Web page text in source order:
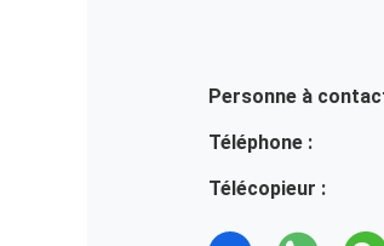
Personne à
Téléphone :
Télécopieur :